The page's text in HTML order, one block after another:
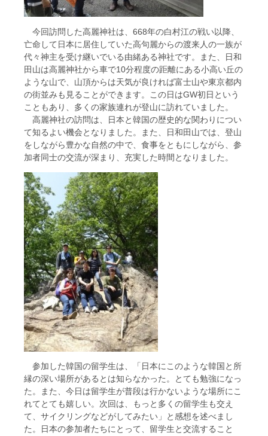
今回訪問した高麗神社は、668年の白村江の戦い以降、
亡命して日本に居住していた高句麗からの渡来人の一族が
代々神主を受け継いでいる由緒ある神社です。また、日和
田山は高麗神社から車で10分程度の距離にある小高い丘の
ような山で、山頂からは天気が良ければ富士山や東京都内
の街並みも見ることができます。この日はGW初日という
こともあり、多くの家族連れが登山に訪れていました。
高麗神社の訪問は、日本と韓国の歴史的な関わりについ
て知るよい機会となりました。また、日和田山では、登山
をしながら豊かな自然の中で、食事をともにしながら、参
加者同士の交流が深まり、充実した時間となりました。
参加した韓国の留学生は、「日本にこのような韓国と所
縁の深い場所があるとは知らなかった。とても勉強になっ
た。また、今日は留学生が普段は行かないような場所にこ
れてとても嬉しい。次回は、もっと多くの留学生も交え
て、サイクリングなどがしてみたい」と感想を述べまし
た。日本の参加者たちにとって、留学生と交流すること